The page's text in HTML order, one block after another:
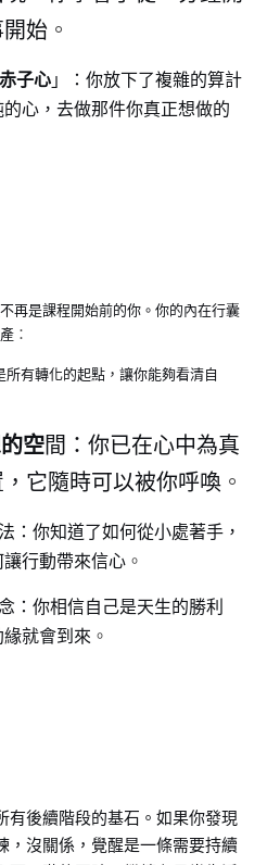
始 。
子心 」：你放下了複雜的算計
心，去做那件你真正想做的
再是課程開始前的你。你的內在行囊
：
所有轉化的起點，讓你能夠看清自
空間：你已在心中為真
它隨時可以被你呼喚 。
：你知道了如何從小處著手，
行動帶來信心 。
念：你相信自己是天生的勝利
就會到來 。
有後續階段的基石。如果你發現
，沒關係，覺醒是一條需要持續